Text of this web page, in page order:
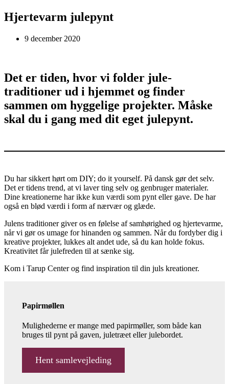
Hjertevarm julepynt
9 december 2020
Det er tiden, hvor vi folder jule­
traditioner ud i hjemmet og finder
sammen om hyggelige projekter. Måske
skal du i gang med dit eget julepynt.
Du har sikkert hørt om DIY; do it yourself. På dansk gør det selv.
Det er tidens trend, at vi laver ting selv og genbruger materialer.
Dine kreationerne har ikke kun værdi som pynt eller gave. De har
også en blød værdi i form af nærvær og glæde.
Julens traditioner giver os en følelse af samhørighed og hjertevarme,
når vi gør os umage for hinanden og sammen. Når du fordyber dig i
kreative projekter, lukkes alt andet ude, så du kan holde fokus.
Kreativitet får julefreden til at sænke sig.
Kom i Tarup Center og find inspiration til din juls kreationer.
Papirmøllen
Mulighederne er mange med papirmøller, som både kan
bruges til pynt på gaven, juletræet eller julebordet.
Hent samlevejleding